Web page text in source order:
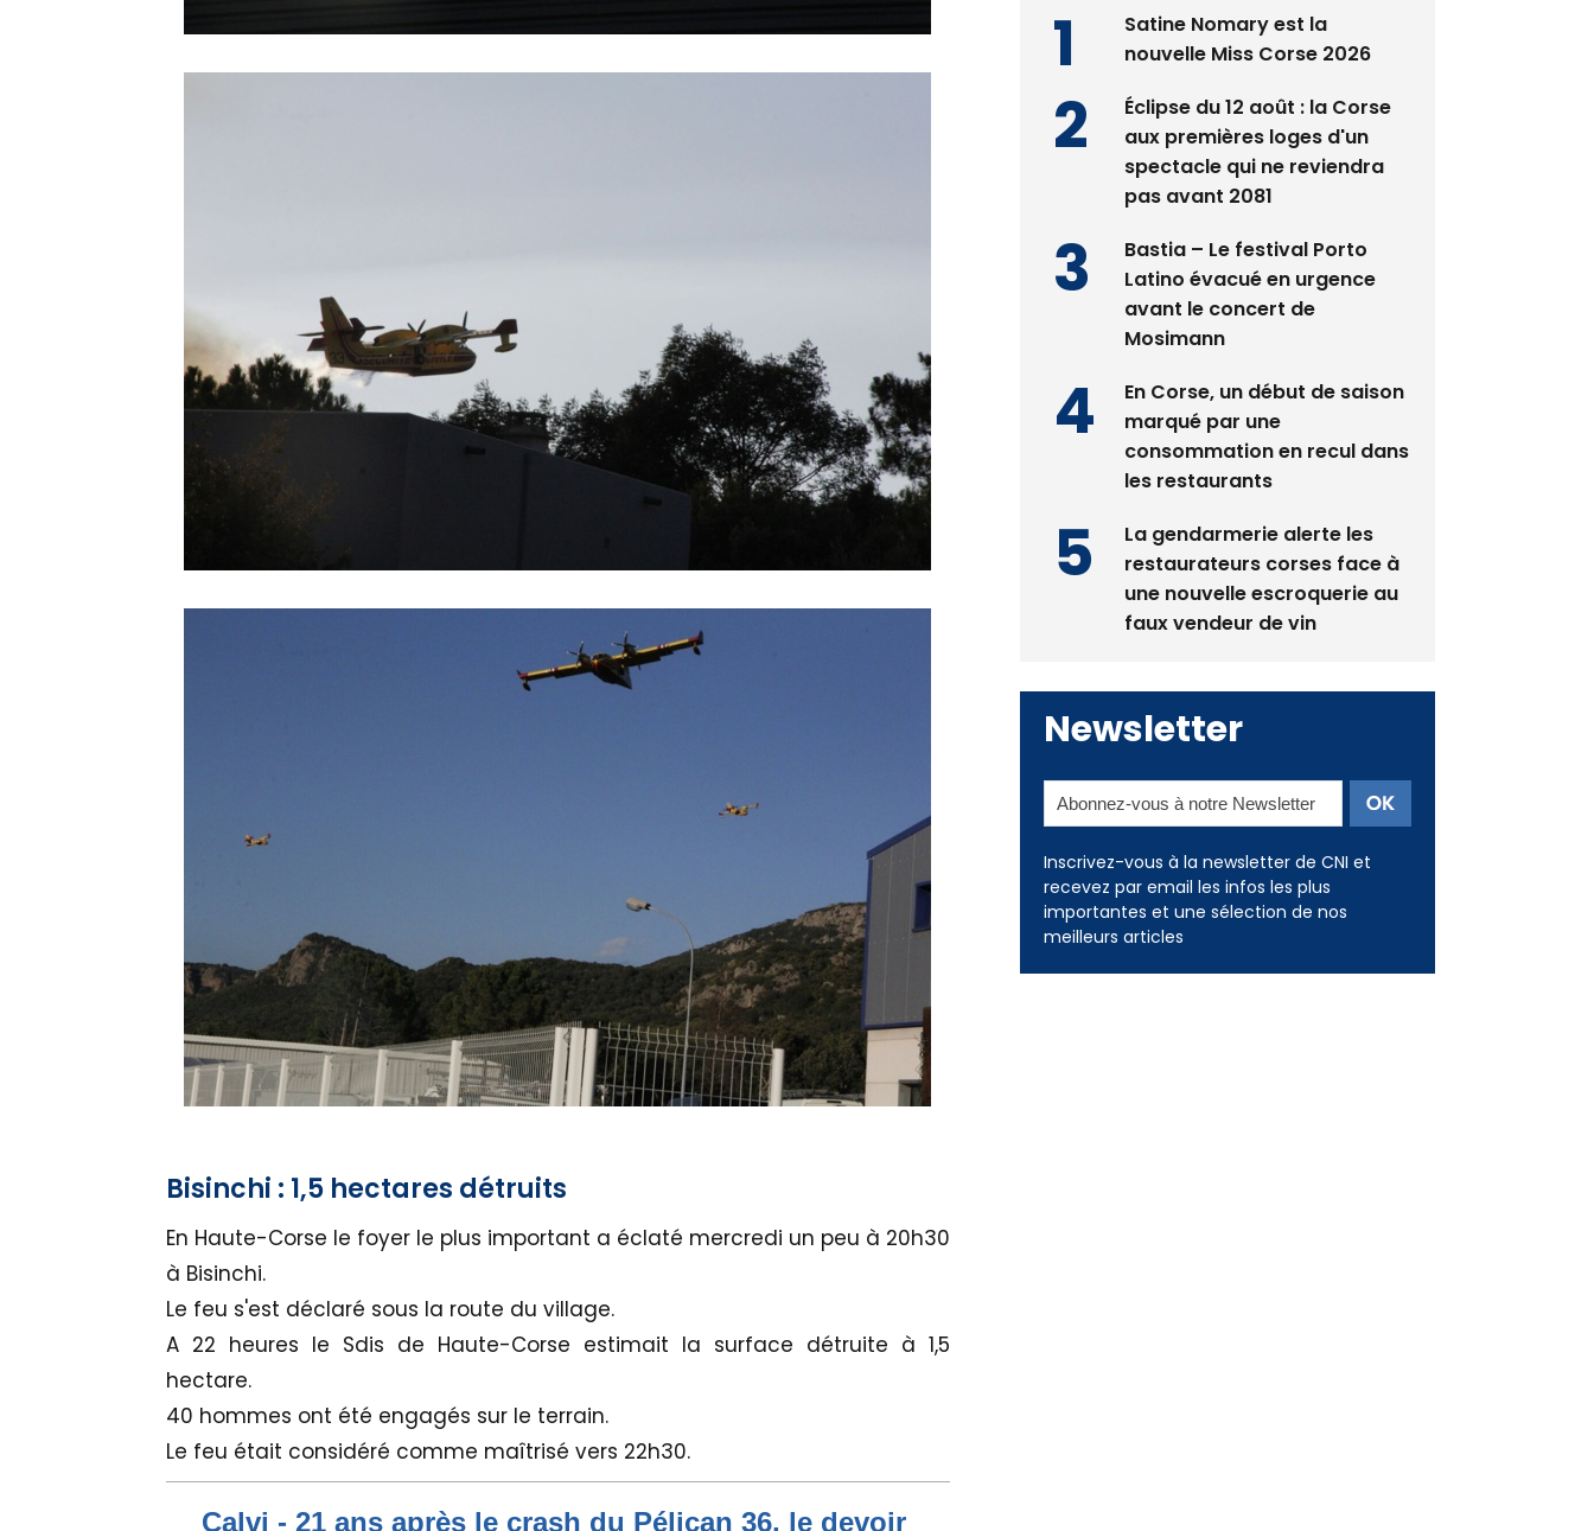
Bisinchi : 1,5 hectares détruits
En Haute-Corse le foyer le plus important a éclaté mercredi un peu à 20h30
à Bisinchi.
Le feu s'est déclaré sous la route du village.
A 22 heures le Sdis de Haute-Corse estimait la surface détruite à 1,5
hectare.
40 hommes ont été engagés sur le terrain.
Le feu était considéré comme maîtrisé vers 22h30.
Calvi - 21 ans après le crash du Pélican 36, le devoir
Éclipse du 12 août : la Corse
spectacle qui ne reviendra
pas avant 2081
Bastia – Le festival Porto
avant le concert de
Mosimann
En Corse, un début de saison
consommation en recul dans
les restaurants
La gendarmerie alerte les
une nouvelle escroquerie au
faux vendeur de vin
Inscrivez-vous à la newsletter de CNI et
recevez par email les infos les plus
importantes et une sélection de nos